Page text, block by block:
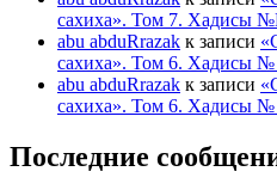
сахиха». Том 7. Хадисы
abu abduRrazak к записи
сахиха». Том 6. Хадисы №
abu abduRrazak к записи
сахиха». Том 6. Хадисы №
Последние